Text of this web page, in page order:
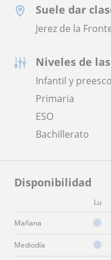
Suele dar
Jerez de la
Niveles de
Infantil y
Primaria
ESO
Bachillerato
Disponibilidad
Lu
Mañana
Mediodía